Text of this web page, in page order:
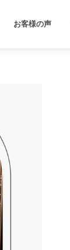
お客様の声